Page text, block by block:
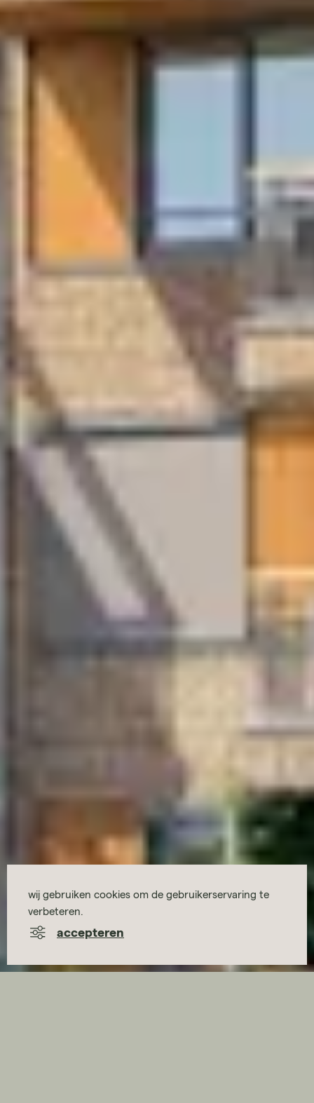
wij gebruiken cookies om de gebruikerservaring te
verbeteren.
accepteren